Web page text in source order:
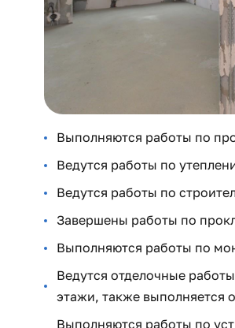
Выполняются работы по
Ведутся работы по
Ведутся работы по
Завершены работы по
Выполняются работы по
Ведутся отделочные
этажи, также выполняется
Выполняются работы по